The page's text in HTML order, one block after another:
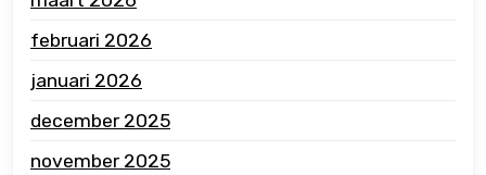
februari 2026
januari 2026
december 2025
november 2025